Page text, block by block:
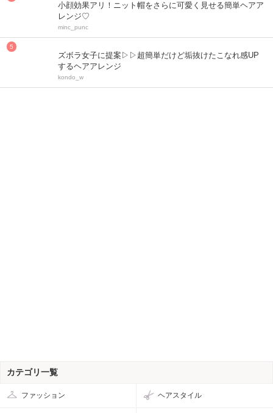
小顔効果アリ！ニット帽をさらに可愛く見せる簡単ヘアア
レンジ♡
minc_punc
ズボラ女子に提案▷▷超簡単だけど垢抜けたこなれ感UP
するヘアアレンジ
kondo_w
カテゴリ一覧
ファッション ヘアスタイル